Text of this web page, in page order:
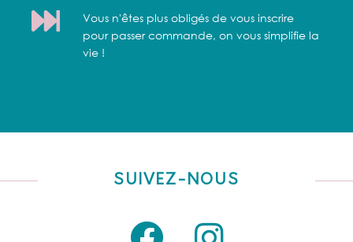
Vous n'êtes plus obligés de vous inscrire
pour passer commande, on vous simplifie la
vie !
SUIVEZ-NOUS